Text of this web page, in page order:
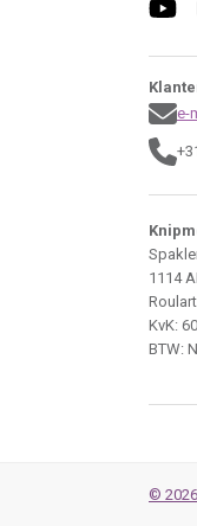
e-
1114
KvK:
BTW:
©